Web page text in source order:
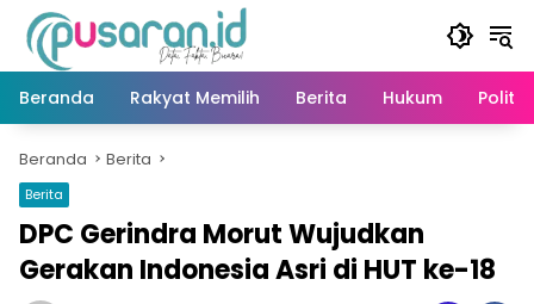
Langsung
konten
Beranda
Rakyat Memilih Berita Hukum Politik
Beranda Berita
Berita
DPC Gerindra Morut Wujudkan
Gerakan Indonesia Asri di HUT ke-18